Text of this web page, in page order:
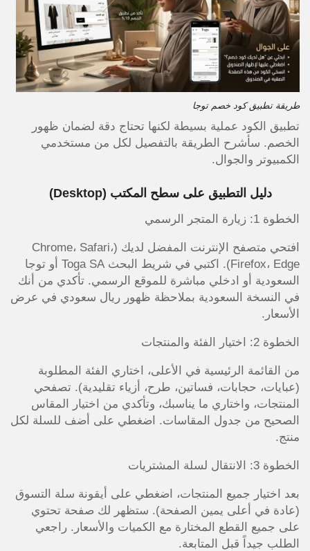
طريقة تطبيق كود خصم توجا
تطبيق الكود عملية بسيطة لكنها تحتاج دقة لضمان ظهور
الخصم. سأشرح الطريقة بالتفصيل لكل من مستخدمي
الكمبيوتر والجوال.
دليل التطبيق على سطح المكتب (Desktop)
الخطوة 1: زيارة المتجر الرسمي
افتحي متصفح الإنترنت المفضل لديك (Chrome، Safari،
Firefox، Edge). اكتبي في شريط البحث Toga SA أو توجا
السعودية أو ادخلي مباشرة للموقع الرسمي. تأكدي من أنك
في النسخة السعودية بملاحظة ظهور ريال سعودي في عرض
الأسعار.
الخطوة 2: اختيار الفئة والمنتجات
من القائمة الرئيسية في الأعلى، اختاري الفئة المطلوبة
(عبايات، حجابات، فساتين، طرح، أزياء تقليدية). تصفحي
المنتجات، واختاري ما يناسبك، وتأكدي من اختيار المقاس
الصحيح من جدول المقاسات. اضغطي على أضف للسلة لكل
منتج.
الخطوة 3: الانتقال لسلة المشتريات
بعد اختيار جميع المنتجات، اضغطي على أيقونة سلة التسوق
(عادة في أعلى يمين الصفحة). ستظهر لك صفحة تحتوي
على جميع القطع المختارة مع الكميات والأسعار. راجعي
الطلب جيداً قبل المتابعة.